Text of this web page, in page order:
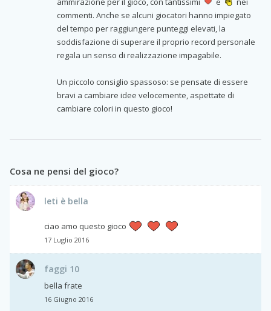
commenti. Anche se alcuni giocatori hanno impiegato
del tempo per raggiungere punteggi elevati, la
soddisfazione di superare il proprio record personale
regala un senso di realizzazione impagabile.
Un piccolo consiglio spassoso: se pensate di essere
bravi a cambiare idee velocemente, aspettate di
cambiare colori in questo gioco!
Cosa ne pensi del gioco?
leti è bella
ciao amo questo gioco
17 Luglio 2016
faggi 10
bella frate
16 Giugno 2016